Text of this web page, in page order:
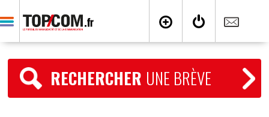
RECHERCHER UNE BRÈVE